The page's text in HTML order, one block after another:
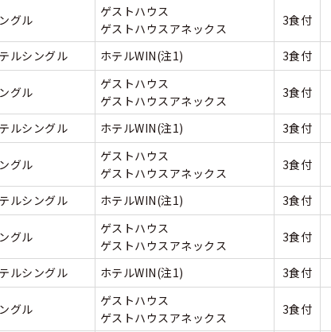
A
グル
ゲストハウス
ゲストハウスアネックス
3食付
ルシングル ホテルWIN(注1) 3食付
グル
ゲストハウス
ゲストハウスアネックス
3食付
ルシングル ホテルWIN(注1) 3食付
グル
ゲストハウス
ゲストハウスアネックス
3食付
ルシングル ホテルWIN(注1) 3食付
グル
ゲストハウス
ゲストハウスアネックス
3食付
ルシングル ホテルWIN(注1) 3食付
グル
ゲストハウス
ゲストハウスアネックス
3食付